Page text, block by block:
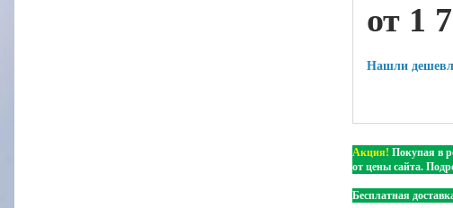
от 1
Нашли
Акция! Покупая в
от цены сайта.
Бесплатная